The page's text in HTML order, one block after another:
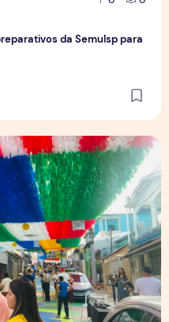
da Semulsp para
paixão e